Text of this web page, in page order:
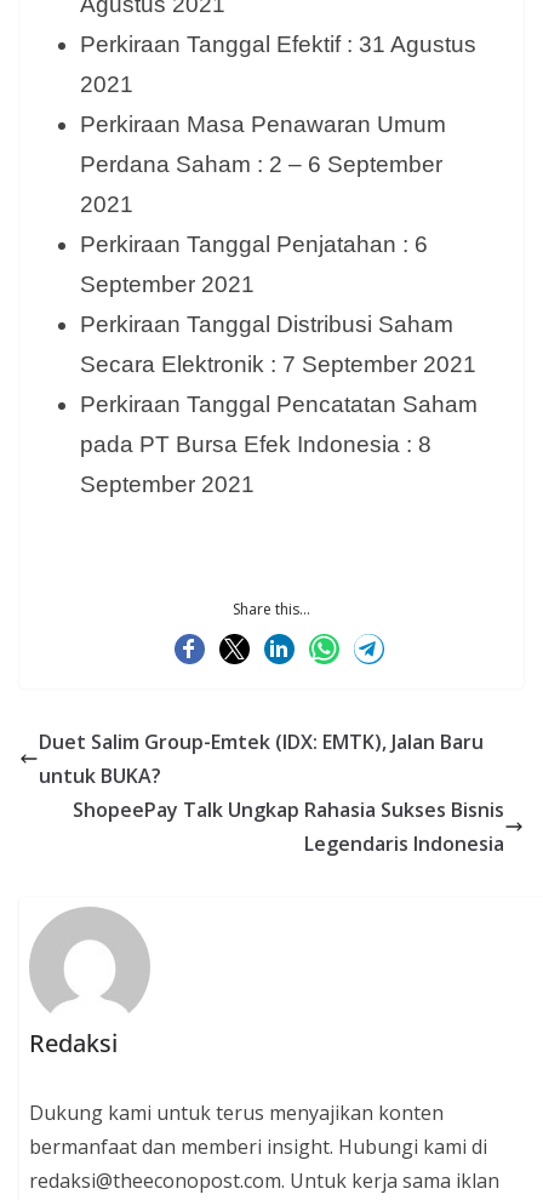
Perkiraan Tanggal Efektif : 31 Agustus
2021
Perkiraan Masa Penawaran Umum
Perdana Saham : 2 – 6 September
2021
Perkiraan Tanggal Penjatahan : 6
September 2021
Perkiraan Tanggal Distribusi Saham
Secara Elektronik : 7 September 2021
Perkiraan Tanggal Pencatatan Saham
pada PT Bursa Efek Indonesia : 8
September 2021
Share this...
Duet Salim Group-Emtek (IDX: EMTK), Jalan Baru
untuk BUKA?
ShopeePay Talk Ungkap Rahasia Sukses Bisnis
Legendaris Indonesia
Redaksi
Dukung kami untuk terus menyajikan konten
bermanfaat dan memberi insight. Hubungi kami di
redaksi@theeconopost.com. Untuk kerja sama iklan